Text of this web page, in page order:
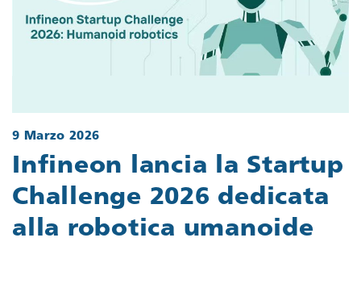
9 Marzo 2026
Infineon lancia la Startup
Challenge 2026 dedicata
alla robotica umanoide